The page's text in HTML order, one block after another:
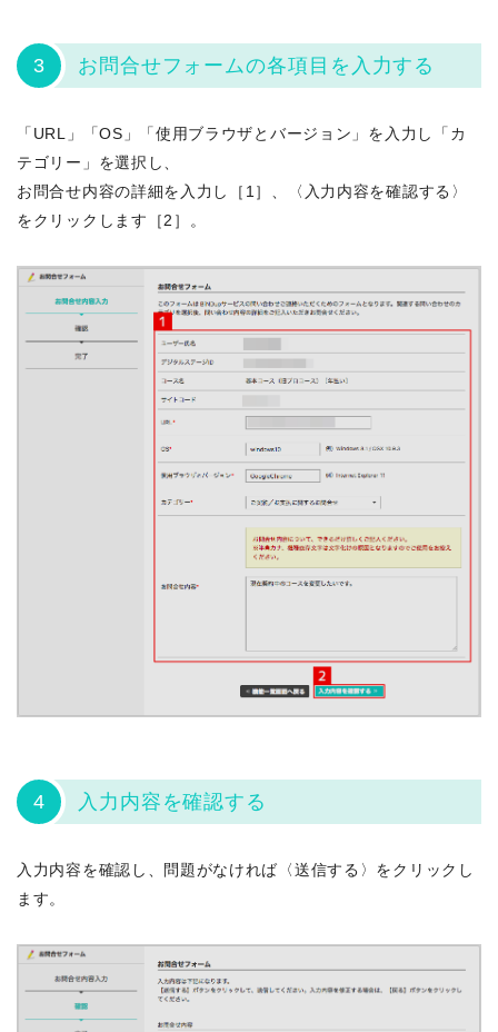
3 お問合せフォームの各項目を入力する
「URL」「OS」「使用ブラウザとバージョン」を入力し「カ
テゴリー」を選択し、
お問合せ内容の詳細を入力し［1］、〈入力内容を確認する〉
をクリックします［2］。
4 入力内容を確認する
入力内容を確認し、問題がなければ〈送信する〉をクリックし
ます。